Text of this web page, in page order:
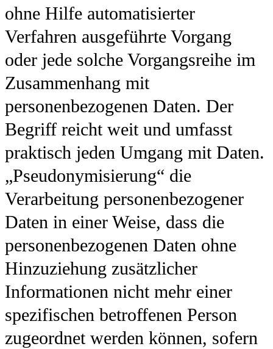
ohne Hilfe automatisierter
Verfahren ausgeführte Vorgang
oder jede solche Vorgangsreihe im
Zusammenhang mit
personenbezogenen Daten. Der
Begriff reicht weit und umfasst
praktisch jeden Umgang mit Daten.
„Pseudonymisierung“ die
Verarbeitung personenbezogener
Daten in einer Weise, dass die
personenbezogenen Daten ohne
Hinzuziehung zusätzlicher
Informationen nicht mehr einer
spezifischen betroffenen Person
zugeordnet werden können, sofern